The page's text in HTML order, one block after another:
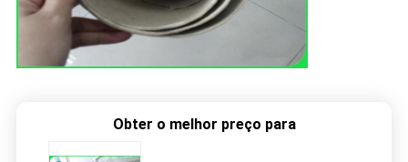
Obter o melhor preço para